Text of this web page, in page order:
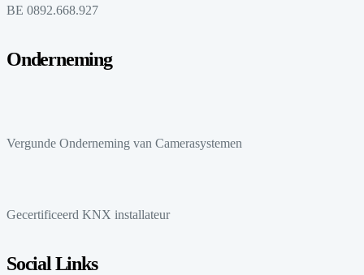
BE 0892.668.927
Onderneming
Vergunde Onderneming van Camerasystemen
Gecertificeerd KNX installateur
Social Links